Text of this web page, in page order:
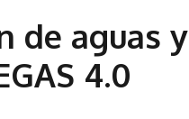
de aguas y
4.0